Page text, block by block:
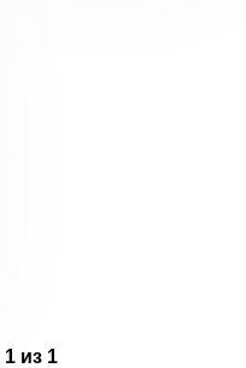
1 из 1